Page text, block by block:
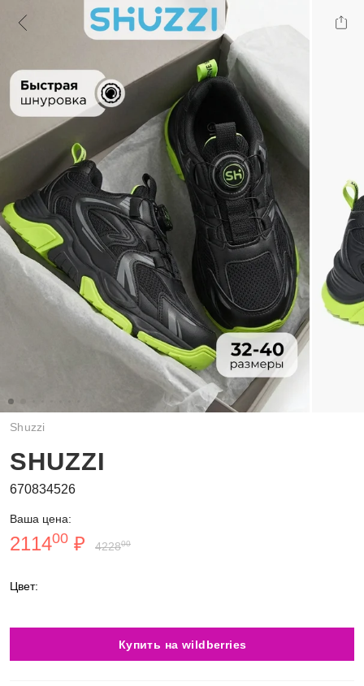
Shuzzi
SHUZZI
670834526
Ваша цена:
211400 ₽ 422800
Цвет:
Купить на wildberries